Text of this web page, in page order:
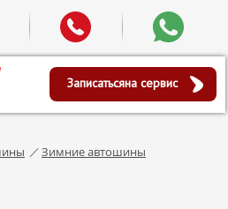
Записатьсяна сервис
Зимние автошины